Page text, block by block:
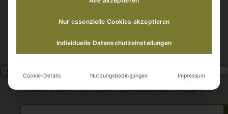
Aushalten – nicht
weitergeht
Dies ist geschützter Inhalt für Gold-Mitglieder.
SUCHE NACH EINEM BESTIMMTEN THEMA:
Nur essenzielle Cookies akzeptieren
Individuelle Datenschutzeinstellungen
Cookie-Details Nutzungsbedingungen Impressum